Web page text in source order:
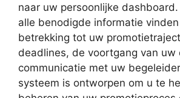
naar uw persoonlijke
alle benodigde informatie
betrekking tot uw
deadlines, de voortgang van uw
communicatie met uw
systeem is ontworpen om u te